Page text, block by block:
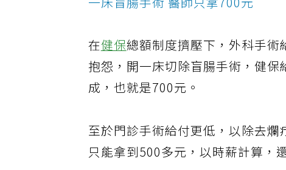
一床盲腸手術 醫師只拿700元
在健保總額制度擠壓下，外科手
抱怨，開一床切除盲腸手術，健保
成，也就是700元。
至於門診手術給付更低，以除去
只能拿到500多元，以時薪計算，